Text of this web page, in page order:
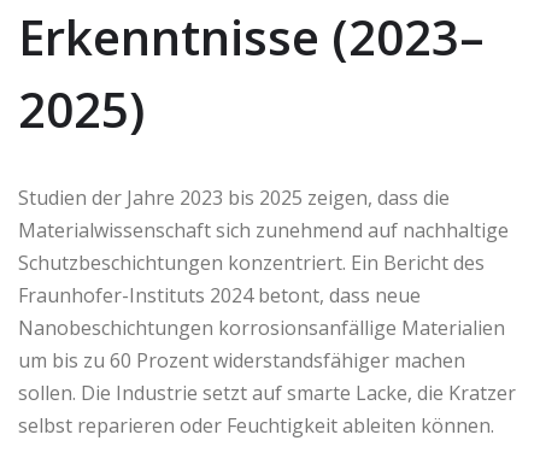
Erkenntnisse (2023–
2025)
Studien der Jahre 2023 bis 2025 zeigen, dass die
Materialwissenschaft sich zunehmend auf nachhaltige
Schutzbeschichtungen konzentriert. Ein Bericht des
Fraunhofer-Instituts 2024 betont, dass neue
Nanobeschichtungen korrosionsanfällige Materialien
um bis zu 60 Prozent widerstandsfähiger machen
sollen. Die Industrie setzt auf smarte Lacke, die Kratzer
selbst reparieren oder Feuchtigkeit ableiten können.